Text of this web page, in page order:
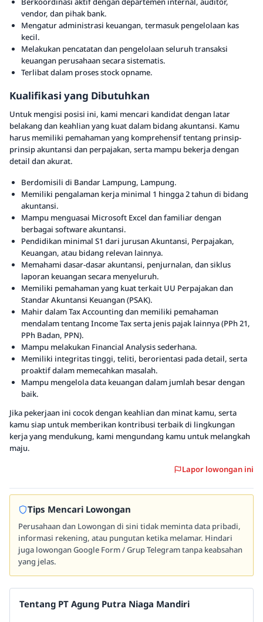
vendor, dan pihak bank.
Mengatur administrasi keuangan, termasuk pengelolaan kas
kecil.
Melakukan pencatatan dan pengelolaan seluruh transaksi
keuangan perusahaan secara sistematis.
Terlibat dalam proses stock opname.
Kualifikasi yang Dibutuhkan
Untuk mengisi posisi ini, kami mencari kandidat dengan latar
belakang dan keahlian yang kuat dalam bidang akuntansi. Kamu
harus memiliki pemahaman yang komprehensif tentang prinsip-
prinsip akuntansi dan perpajakan, serta mampu bekerja dengan
detail dan akurat.
Berdomisili di Bandar Lampung, Lampung.
Memiliki pengalaman kerja minimal 1 hingga 2 tahun di bidang
akuntansi.
Mampu menguasai Microsoft Excel dan familiar dengan
berbagai software akuntansi.
Pendidikan minimal S1 dari jurusan Akuntansi, Perpajakan,
Keuangan, atau bidang relevan lainnya.
Memahami dasar-dasar akuntansi, penjurnalan, dan siklus
laporan keuangan secara menyeluruh.
Memiliki pemahaman yang kuat terkait UU Perpajakan dan
Standar Akuntansi Keuangan (PSAK).
Mahir dalam Tax Accounting dan memiliki pemahaman
mendalam tentang Income Tax serta jenis pajak lainnya (PPh 21,
PPh Badan, PPN).
Mampu melakukan Financial Analysis sederhana.
Memiliki integritas tinggi, teliti, berorientasi pada detail, serta
proaktif dalam memecahkan masalah.
Mampu mengelola data keuangan dalam jumlah besar dengan
baik.
Jika pekerjaan ini cocok dengan keahlian dan minat kamu, serta
kamu siap untuk memberikan kontribusi terbaik di lingkungan
kerja yang mendukung, kami mengundang kamu untuk melangkah
maju.
Lapor lowongan ini
Tips Mencari Lowongan
Perusahaan dan Lowongan di sini tidak meminta data pribadi,
informasi rekening, atau pungutan ketika melamar. Hindari
juga lowongan Google Form / Grup Telegram tanpa keabsahan
yang jelas.
Tentang PT Agung Putra Niaga Mandiri